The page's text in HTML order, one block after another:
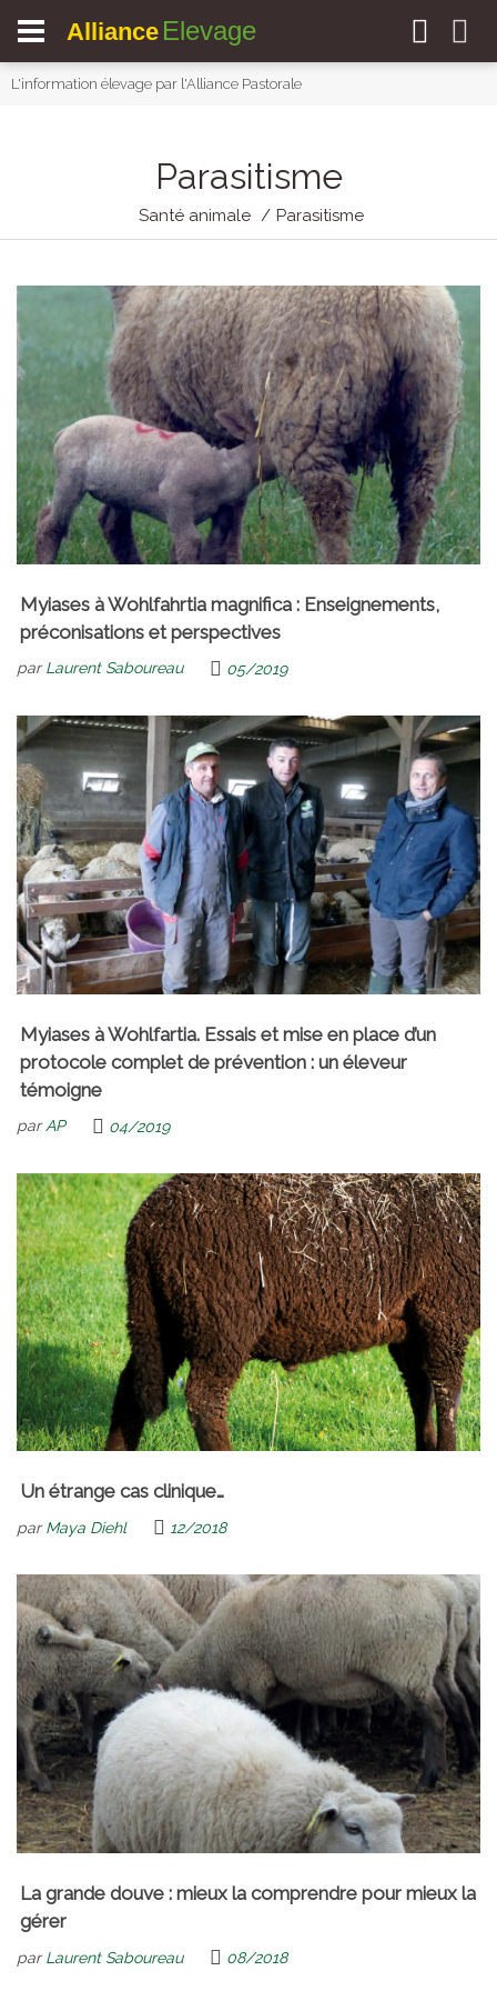
Alliance Elevage
L'information élevage par l'Alliance Pastorale
Parasitisme
Santé animale Parasitisme
Myiases à Wohlfahrtia magnifica : Enseignements,
préconisations et perspectives
parLaurent Saboureau 05/2019
Myiases à Wohlfartia. Essais et mise en place d’un
protocole complet de prévention : un éleveur
témoigne
parAP 04/2019
Un étrange cas clinique…
parMaya Diehl 12/2018
La grande douve : mieux la comprendre pour mieux la
gérer
parLaurent Saboureau 08/2018